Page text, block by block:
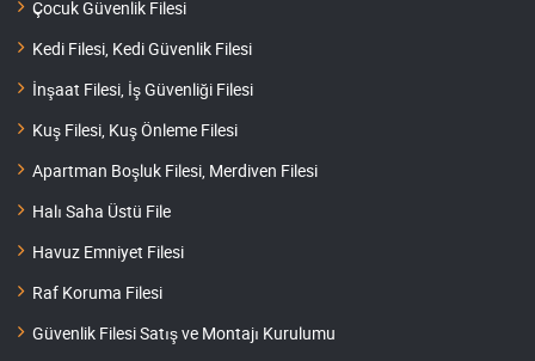
Çocuk Güvenlik Filesi
Kedi Filesi, Kedi Güvenlik Filesi
İnşaat Filesi, İş Güvenliği Filesi
Kuş Filesi, Kuş Önleme Filesi
Apartman Boşluk Filesi, Merdiven Filesi
Halı Saha Üstü File
Havuz Emniyet Filesi
Raf Koruma Filesi
Güvenlik Filesi Satış ve Montajı Kurulumu